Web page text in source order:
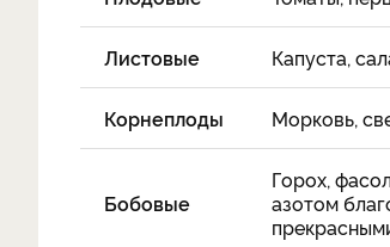
Листовые Капуста,
Корнеплоды Морковь,
Бобовые
Горох,
азотом